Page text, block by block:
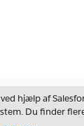
hjælp af
Du finder